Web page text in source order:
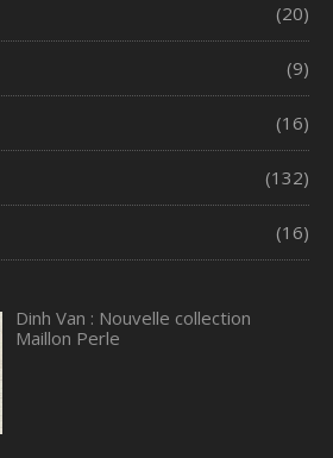
(20)
(9)
(16)
(132)
(16)
Dinh Van : Nouvelle collection
Maillon Perle